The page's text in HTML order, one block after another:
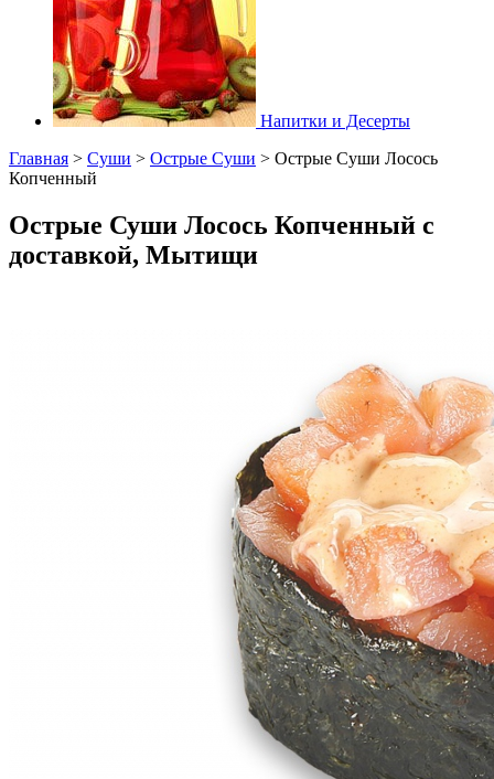
Напитки и Десерты
Главная > Суши > Острые Суши > Острые Суши Лосось
Копченный
Острые Суши Лосось Копченный с
доставкой, Мытищи